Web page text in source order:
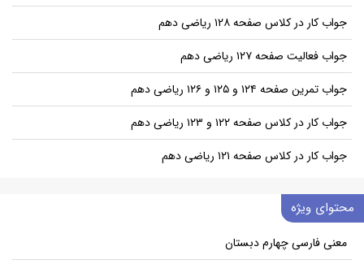
جواب کار در کلاس صفحه ۱۲۸ ریاضی دهم
جواب فعالیت صفحه ۱۲۷ ریاضی دهم
جواب تمرین صفحه ۱۲۴ و ۱۲۵ و ۱۲۶ ریاضی دهم
جواب کار در کلاس صفحه ۱۲۲ و ۱۲۳ ریاضی دهم
جواب کار در کلاس صفحه ۱۲۱ ریاضی دهم
محتوای ویژه
معنی فارسی چهارم دبستان